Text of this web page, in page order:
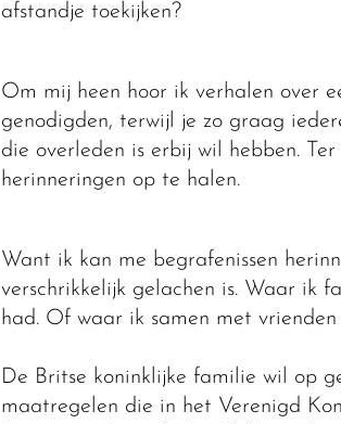
afstandje toekijken?
Om mij heen hoor ik verhalen over
genodigden, terwijl je zo graag
die overleden is erbij wil hebben.
herinneringen op te halen.
Want ik kan me begrafenissen
verschrikkelijk gelachen is. Waar ik
had. Of waar ik samen met
De Britse koninklijke familie wil op
maatregelen die in het Verenigd